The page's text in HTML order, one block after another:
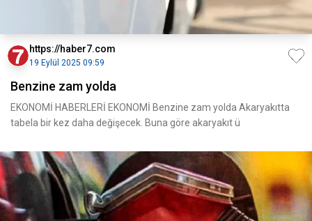
https://haber7.com
19 Eylül 2025 09:59
Benzine zam yolda
EKONOMİ HABERLERİ EKONOMİ Benzine zam yolda Akaryakıtta
tabela bir kez daha değişecek. Buna göre akaryakıt ü